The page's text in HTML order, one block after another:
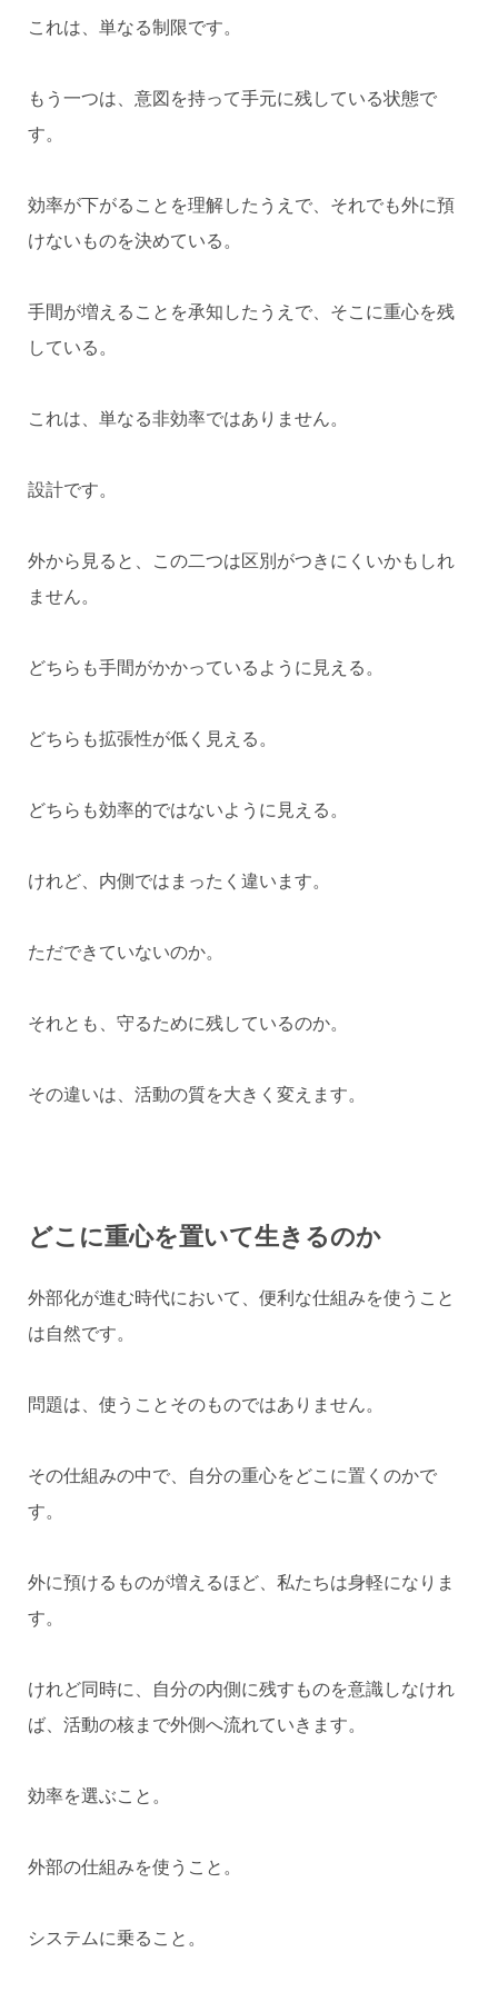
これは、単なる制限です。
もう一つは、意図を持って手元に残している状態で
す。
効率が下がることを理解したうえで、それでも外に預
けないものを決めている。
手間が増えることを承知したうえで、そこに重心を残
している。
これは、単なる非効率ではありません。
設計です。
外から見ると、この二つは区別がつきにくいかもしれ
ません。
どちらも手間がかかっているように見える。
どちらも拡張性が低く見える。
どちらも効率的ではないように見える。
けれど、内側ではまったく違います。
ただできていないのか。
それとも、守るために残しているのか。
その違いは、活動の質を大きく変えます。
どこに重心を置いて生きるのか
外部化が進む時代において、便利な仕組みを使うこと
は自然です。
問題は、使うことそのものではありません。
その仕組みの中で、自分の重心をどこに置くのかで
す。
外に預けるものが増えるほど、私たちは身軽になりま
す。
けれど同時に、自分の内側に残すものを意識しなけれ
ば、活動の核まで外側へ流れていきます。
効率を選ぶこと。
外部の仕組みを使うこと。
システムに乗ること。